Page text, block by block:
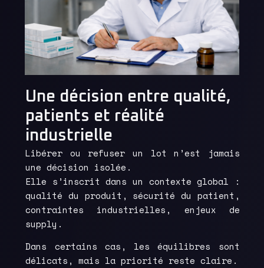
Une décision entre qualité,
patients et réalité
industrielle
Libérer ou refuser un lot n’est jamais
une décision isolée.
Elle s’inscrit dans un contexte global :
qualité du produit, sécurité du patient,
contraintes industrielles, enjeux de
supply.
Dans certains cas, les équilibres sont
délicats, mais la priorité reste claire.